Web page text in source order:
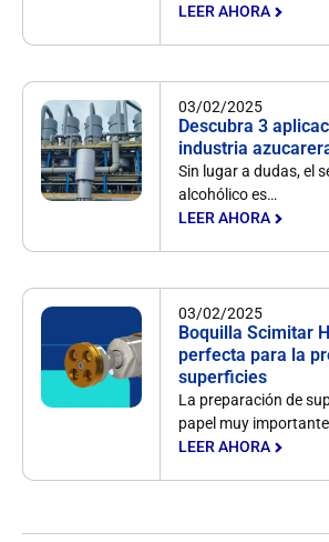
LEER AHORA
03/02/2025
Descubra 3
industria
Sin lugar a dudas, el
alcohólico es…
LEER AHORA
03/02/2025
Boquilla Scimitar
perfecta para la
superficies
La preparación de
papel muy
LEER AHORA